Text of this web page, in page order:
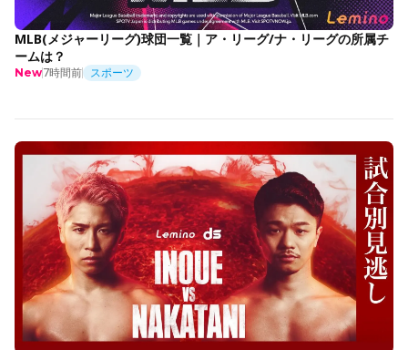
MLB(メジャーリーグ)球団一覧｜ア・リーグ/ナ・リーグの所属チ
ームは？
New7時間前 スポーツ